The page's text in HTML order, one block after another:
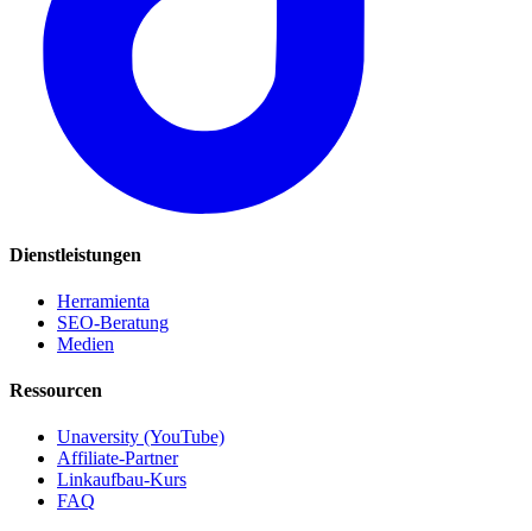
Dienstleistungen
Herramienta
SEO-Beratung
Medien
Ressourcen
Unaversity (YouTube)
Affiliate-Partner
Linkaufbau-Kurs
FAQ